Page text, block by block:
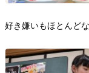
好き嫌いもほとんど